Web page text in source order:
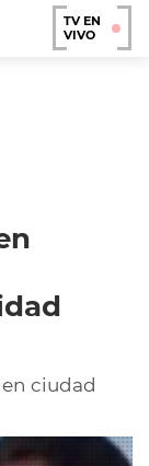
TV EN
VIVO
ciudad